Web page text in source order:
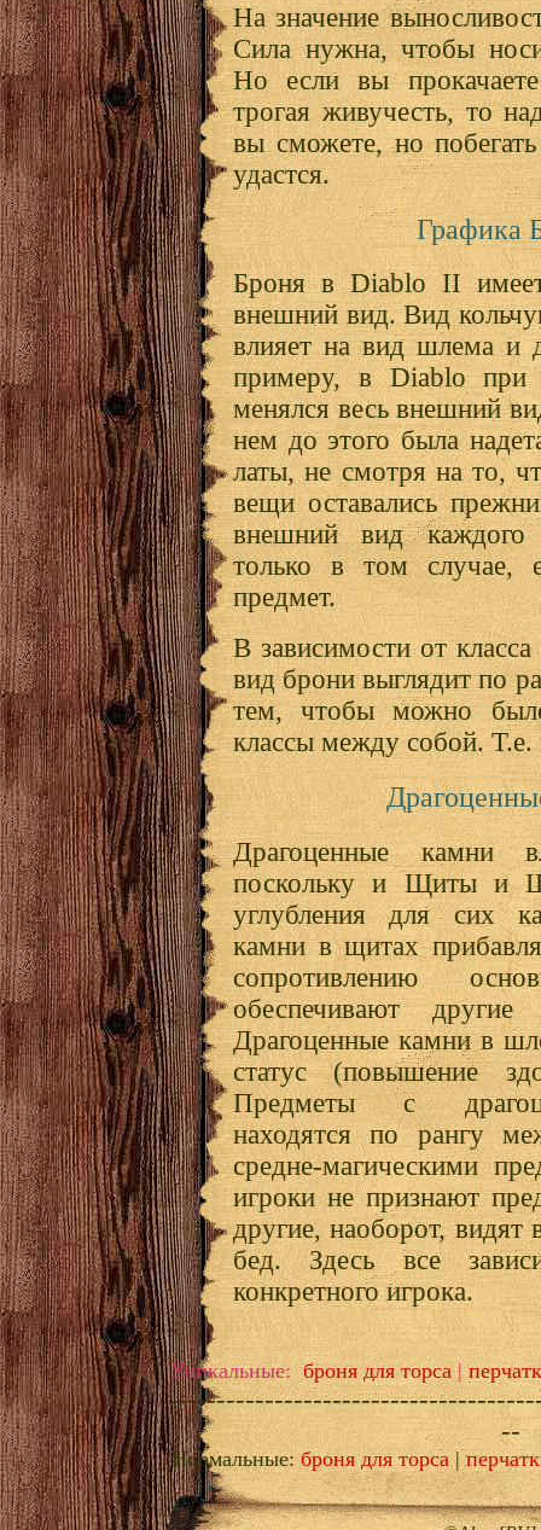
На значение
Сила нужна, чтобы
Но если вы
трогая живучесть, то
вы сможете, но
удастся.
Графика
Броня в Diablo II
внешний вид. Вид
влияет на вид шлема и
примеру, в Diablo при
менялся весь внешний
нем до этого была
латы, не смотря на то,
вещи оставались
внешний вид каждого
только в том случае,
предмет.
В зависимости от
вид брони выглядит по
тем, чтобы можно
классы между собой. Т.е.
Драгоценные камни
поскольку и Щиты и
углубления для сих
камни в щитах
сопротивлению
обеспечивают
Драгоценные камни в
статус (повышение
Предметы с
находятся по рангу
средне-магическими
игроки не признают
другие, наоборот, видят
бед. Здесь все
конкретного игрока.
Уникальные:броня для торса|
--
Нормальные:броня для торса|